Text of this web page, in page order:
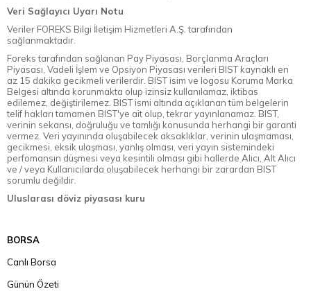
Veri Sağlayıcı Uyarı Notu
Veriler FOREKS Bilgi İletişim Hizmetleri A.Ş. tarafından
sağlanmaktadır.
Foreks tarafından sağlanan Pay Piyasası, Borçlanma Araçları
Piyasası, Vadeli İşlem ve Opsiyon Piyasası verileri BIST kaynaklı en
az 15 dakika gecikmeli verilerdir. BIST isim ve logosu Koruma Marka
Belgesi altında korunmakta olup izinsiz kullanılamaz, iktibas
edilemez, değiştirilemez. BIST ismi altında açıklanan tüm belgelerin
telif hakları tamamen BIST'ye ait olup, tekrar yayınlanamaz. BIST,
verinin sekansı, doğruluğu ve tamlığı konusunda herhangi bir garanti
vermez. Veri yayınında oluşabilecek aksaklıklar, verinin ulaşmaması,
gecikmesi, eksik ulaşması, yanlış olması, veri yayın sistemindeki
perfomansın düşmesi veya kesintili olması gibi hallerde Alıcı, Alt Alıcı
ve / veya Kullanıcılarda oluşabilecek herhangi bir zarardan BIST
sorumlu değildir.
Uluslarası döviz piyasası kuru
BORSA
Canlı Borsa
Günün Özeti